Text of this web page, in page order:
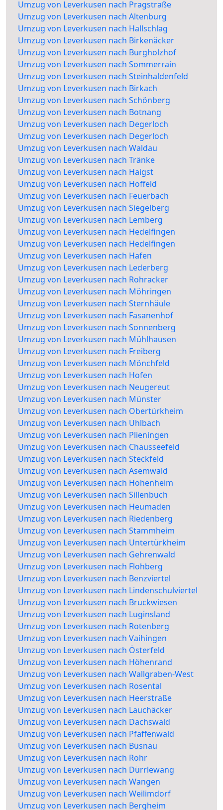
Umzug von Leverkusen nach Pragstraße
Umzug von Leverkusen nach Altenburg
Umzug von Leverkusen nach Hallschlag
Umzug von Leverkusen nach Birkenäcker
Umzug von Leverkusen nach Burgholzhof
Umzug von Leverkusen nach Sommerrain
Umzug von Leverkusen nach Steinhaldenfeld
Umzug von Leverkusen nach Birkach
Umzug von Leverkusen nach Schönberg
Umzug von Leverkusen nach Botnang
Umzug von Leverkusen nach Degerloch
Umzug von Leverkusen nach Degerloch
Umzug von Leverkusen nach Waldau
Umzug von Leverkusen nach Tränke
Umzug von Leverkusen nach Haigst
Umzug von Leverkusen nach Hoffeld
Umzug von Leverkusen nach Feuerbach
Umzug von Leverkusen nach Siegelberg
Umzug von Leverkusen nach Lemberg
Umzug von Leverkusen nach Hedelfingen
Umzug von Leverkusen nach Hedelfingen
Umzug von Leverkusen nach Hafen
Umzug von Leverkusen nach Lederberg
Umzug von Leverkusen nach Rohracker
Umzug von Leverkusen nach Möhringen
Umzug von Leverkusen nach Sternhäule
Umzug von Leverkusen nach Fasanenhof
Umzug von Leverkusen nach Sonnenberg
Umzug von Leverkusen nach Mühlhausen
Umzug von Leverkusen nach Freiberg
Umzug von Leverkusen nach Mönchfeld
Umzug von Leverkusen nach Hofen
Umzug von Leverkusen nach Neugereut
Umzug von Leverkusen nach Münster
Umzug von Leverkusen nach Obertürkheim
Umzug von Leverkusen nach Uhlbach
Umzug von Leverkusen nach Plieningen
Umzug von Leverkusen nach Chausseefeld
Umzug von Leverkusen nach Steckfeld
Umzug von Leverkusen nach Asemwald
Umzug von Leverkusen nach Hohenheim
Umzug von Leverkusen nach Sillenbuch
Umzug von Leverkusen nach Heumaden
Umzug von Leverkusen nach Riedenberg
Umzug von Leverkusen nach Stammheim
Umzug von Leverkusen nach Untertürkheim
Umzug von Leverkusen nach Gehrenwald
Umzug von Leverkusen nach Flohberg
Umzug von Leverkusen nach Benzviertel
Umzug von Leverkusen nach Lindenschulviertel
Umzug von Leverkusen nach Bruckwiesen
Umzug von Leverkusen nach Luginsland
Umzug von Leverkusen nach Rotenberg
Umzug von Leverkusen nach Vaihingen
Umzug von Leverkusen nach Österfeld
Umzug von Leverkusen nach Höhenrand
Umzug von Leverkusen nach Wallgraben-West
Umzug von Leverkusen nach Rosental
Umzug von Leverkusen nach Heerstraße
Umzug von Leverkusen nach Lauchäcker
Umzug von Leverkusen nach Dachswald
Umzug von Leverkusen nach Pfaffenwald
Umzug von Leverkusen nach Büsnau
Umzug von Leverkusen nach Rohr
Umzug von Leverkusen nach Dürrlewang
Umzug von Leverkusen nach Wangen
Umzug von Leverkusen nach Weilimdorf
Umzug von Leverkusen nach Bergheim